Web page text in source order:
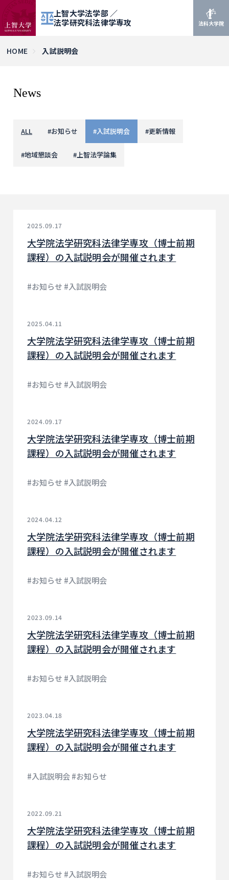
上智大学法学部 ／
法学研究科法律学専攻
法科大学院
HOME 入試説明会
News
ALL #お知らせ #入試説明会 #更新情報
#地域懇談会 #上智法学論集
2025.09.17
大学院法学研究科法律学専攻（博士前期
課程）の入試説明会が開催されます
#お知らせ #入試説明会
2025.04.11
大学院法学研究科法律学専攻（博士前期
課程）の入試説明会が開催されます
#お知らせ #入試説明会
2024.09.17
大学院法学研究科法律学専攻（博士前期
課程）の入試説明会が開催されます
#お知らせ #入試説明会
2024.04.12
大学院法学研究科法律学専攻（博士前期
課程）の入試説明会が開催されます
#お知らせ #入試説明会
2023.09.14
大学院法学研究科法律学専攻（博士前期
課程）の入試説明会が開催されます
#お知らせ #入試説明会
2023.04.18
大学院法学研究科法律学専攻（博士前期
課程）の入試説明会が開催されます
#入試説明会 #お知らせ
2022.09.21
大学院法学研究科法律学専攻（博士前期
課程）の入試説明会が開催されます
#お知らせ #入試説明会